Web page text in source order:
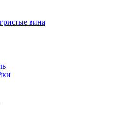
вина